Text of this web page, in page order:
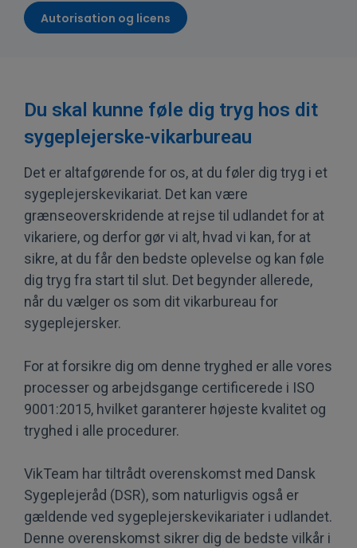
Autorisation og licens
Du skal kunne føle dig tryg hos dit
sygeplejerske-vikarbureau
Det er altafgørende for os, at du føler dig tryg i et
sygeplejerskevikariat. Det kan være
grænseoverskridende at rejse til udlandet for at
vikariere, og derfor gør vi alt, hvad vi kan, for at
sikre, at du får den bedste oplevelse og kan føle
dig tryg fra start til slut. Det begynder allerede,
når du vælger os som dit vikarbureau for
sygeplejersker.
For at forsikre dig om denne tryghed er alle vores
processer og arbejdsgange certificerede i ISO
9001:2015, hvilket garanterer højeste kvalitet og
tryghed i alle procedurer.
VikTeam har tiltrådt overenskomst med Dansk
Sygeplejeråd (DSR), som naturligvis også er
gældende ved sygeplejerskevikariater i udlandet.
Denne overenskomst sikrer dig de bedste vilkår i